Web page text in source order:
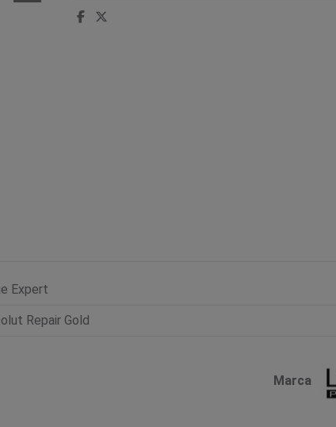
Expert
Repair Gold
Marca